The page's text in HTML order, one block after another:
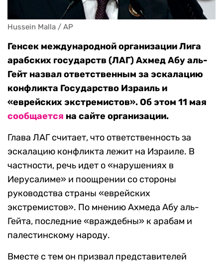
Hussein Malla / AP
Генсек международной организации Лига
арабских государств (ЛАГ) Ахмед Абу аль-
Гейт назвал ответственным за эскалацию
конфликта Государство Израиль и
«еврейских экстремистов». Об этом 11 мая
сообщается на сайте организации.
Глава ЛАГ считает, что ответственность за
эскалацию конфликта лежит на Израиле. В
частности, речь идет о «нарушениях в
Иерусалиме» и поощрении со стороны
руководства страны «еврейских
экстремистов». По мнению Ахмеда Абу аль-
Гейта, последние «враждебны» к арабам и
палестинскому народу.
Вместе с тем он призвал представителей